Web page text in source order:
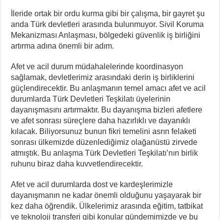
İleride ortak bir ordu kurma gibi bir çalışma, bir gayret şu
anda Türk devletleri arasında bulunmuyor. Sivil Koruma
Mekanizması Anlaşması, bölgedeki güvenlik iş birliğini
artırma adına önemli bir adım.
Afet ve acil durum müdahalelerinde koordinasyon
sağlamak, devletlerimiz arasındaki derin iş birliklerini
güçlendirecektir. Bu anlaşmanın temel amacı afet ve acil
durumlarda Türk Devletleri Teşkilatı üyelerinin
dayanışmasını artırmaktır. Bu dayanışma bizleri afetlere
ve afet sonrası süreçlere daha hazırlıklı ve dayanıklı
kılacak. Biliyorsunuz bunun fikri temelini asrın felaketi
sonrası ülkemizde düzenlediğimiz olağanüstü zirvede
atmıştık. Bu anlaşma Türk Devletleri Teşkilatı’nın birlik
ruhunu biraz daha kuvvetlendirecektir.
Afet ve acil durumlarda dost ve kardeşlerimizle
dayanışmanın ne kadar önemli olduğunu yaşayarak bir
kez daha öğrendik. Ülkelerimiz arasında eğitim, tatbikat
ve teknoloji transferi gibi konular gündemimizde ve bu